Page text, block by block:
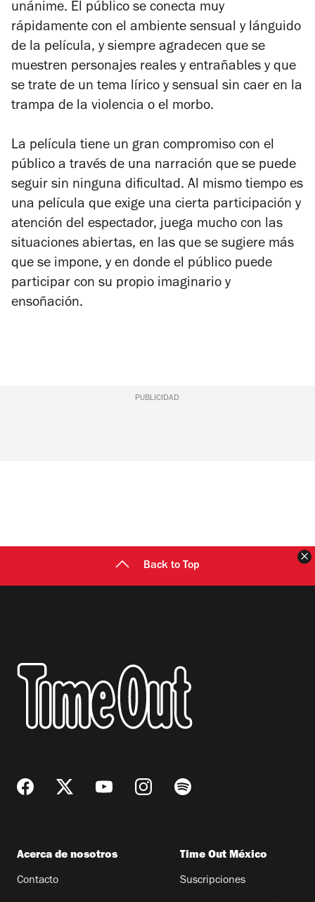
unánime. El público se conecta muy
rápidamente con el ambiente sensual y lánguido
de la película, y siempre agradecen que se
muestren personajes reales y entrañables y que
se trate de un tema lírico y sensual sin caer en la
trampa de la violencia o el morbo.
La película tiene un gran compromiso con el
público a través de una narración que se puede
seguir sin ninguna dificultad. Al mismo tiempo es
una película que exige una cierta participación y
atención del espectador, juega mucho con las
situaciones abiertas, en las que se sugiere más
que se impone, y en donde el público puede
participar con su propio imaginario y
ensoñación.
PUBLICIDAD
Back to Top
Acerca de nosotros
Contacto
Time Out México
Suscripciones